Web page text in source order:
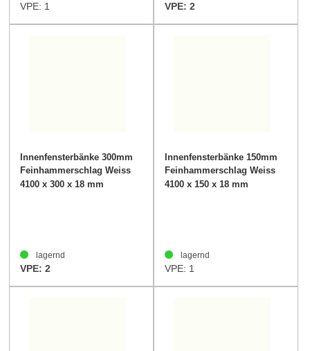
VPE: 1 VPE: 2
Innenfensterbänke 300mm
Feinhammerschlag Weiss
40mm
4100 x 300 x 18 mm
lagernd
VPE: 2
Innenfensterbänke 150mm
Feinhammerschlag Weiss
40mm
4100 x 150 x 18 mm
lagernd
VPE: 1